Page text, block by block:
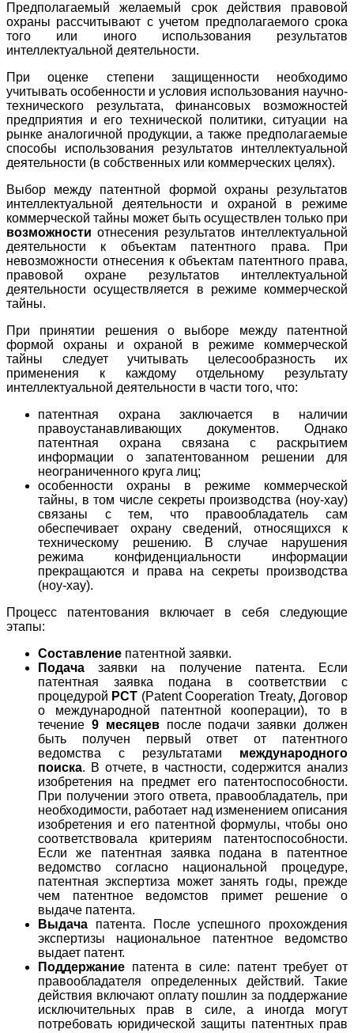
Предполагаемый желаемый срок действия правовой
охраны рассчитывают с учетом предполагаемого срока
того или иного использования результатов
интеллектуальной деятельности.
При оценке степени защищенности необходимо
учитывать особенности и условия использования научно-
технического результата, финансовых возможностей
предприятия и его технической политики, ситуации на
рынке аналогичной продукции, а также предполагаемые
способы использования результатов интеллектуальной
деятельности (в собственных или коммерческих целях).
Выбор между патентной формой охраны результатов
интеллектуальной деятельности и охраной в режиме
коммерческой тайны может быть осуществлен только при
возможности отнесения результатов интеллектуальной
деятельности к объектам патентного права. При
невозможности отнесения к объектам патентного права,
правовой охране результатов интеллектуальной
деятельности осуществляется в режиме коммерческой
тайны.
При принятии решения о выборе между патентной
формой охраны и охраной в режиме коммерческой
тайны следует учитывать целесообразность их
применения к каждому отдельному результату
интеллектуальной деятельности в части того, что:
патентная охрана заключается в наличии
правоустанавливающих документов. Однако
патентная охрана связана с раскрытием
информации о запатентованном решении для
неограниченного круга лиц;
особенности охраны в режиме коммерческой
тайны, в том числе секреты производства (ноу-хау)
связаны с тем, что правообладатель сам
обеспечивает охрану сведений, относящихся к
техническому решению. В случае нарушения
режима конфиденциальности информации
прекращаются и права на секреты производства
(ноу-хау).
Процесс патентования включает в себя следующие
этапы:
Составление патентной заявки.
Подача заявки на получение патента. Если
патентная заявка подана в соответствии с
процедурой РСТ (Patent Cooperation Treaty, Договор
о международной патентной кооперации), то в
течение 9 месяцевпосле подачи заявки должен
быть получен первый ответ от патентного
ведомства с результатами международного
поиска. В отчете, в частности, содержится анализ
изобретения на предмет его патентоспособности.
При получении этого ответа, правообладатель, при
необходимости, работает над изменением описания
изобретения и его патентной формулы, чтобы оно
соответствовала критериям патентоспособности.
Если же патентная заявка подана в патентное
ведомство согласно национальной процедуре,
патентная экспертиза может занять годы, прежде
чем патентное ведомстов примет решение о
выдаче патента.
Выдача патента. После успешного прохождения
экспертизы национальное патентное ведомство
выдает патент.
Поддержание патента в силе: патент требует от
правообладателя определенных действий. Такие
действия включают оплату пошлин за поддержание
исключительных прав в силе, а иногда могут
потребовать юридической защиты патентных прав